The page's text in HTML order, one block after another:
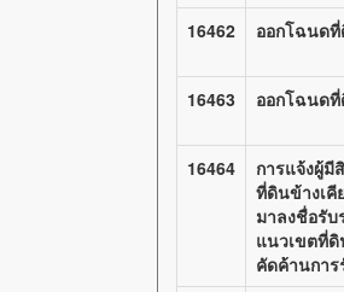
16462 ออกโฉนด
16463
ออกโฉนด
16464
การแจ้งผู้มี
ที่ดินข้างเคี
มาลงชื่อรับ
แนวเขตที่
คัดค้านการ